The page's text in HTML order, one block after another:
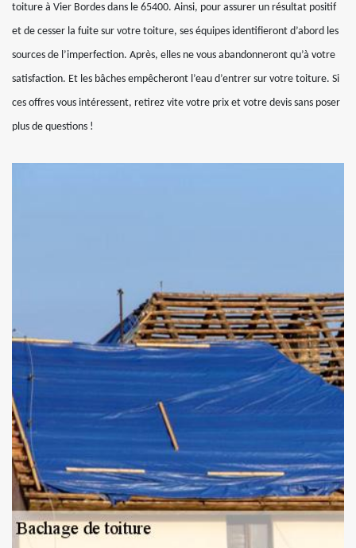
toiture à Vier Bordes dans le 65400. Ainsi, pour assurer un résultat positif
et de cesser la fuite sur votre toiture, ses équipes identifieront d’abord les
sources de l’imperfection. Après, elles ne vous abandonneront qu’à votre
satisfaction. Et les bâches empêcheront l’eau d’entrer sur votre toiture. Si
ces offres vous intéressent, retirez vite votre prix et votre devis sans poser
plus de questions !